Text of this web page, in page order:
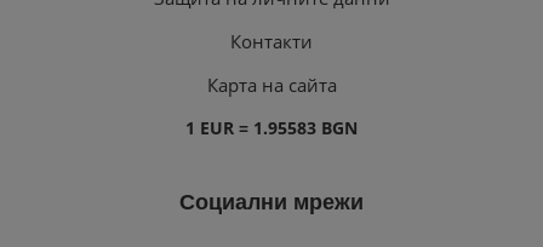
Контакти
Карта на сайта
1 EUR = 1.95583 BGN
Социални мрежи